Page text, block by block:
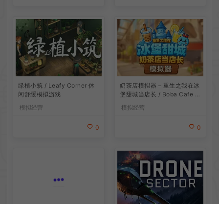
绿植小筑 / Leafy Corner 休
闲舒缓模拟游戏
模拟经营
0
奶茶店模拟器 – 重生之我在冰
堡甜城当店长 / Boba Cafe Si
模拟经营
0